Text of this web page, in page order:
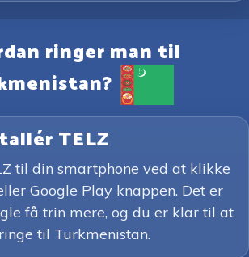
ringer man til
TELZ
til din smartphone ved at klikke
Google Play knappen. Det er
få trin mere, og du er klar til at
til Turkmenistan.